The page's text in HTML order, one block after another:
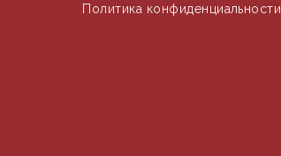
Политика конфиденциальности